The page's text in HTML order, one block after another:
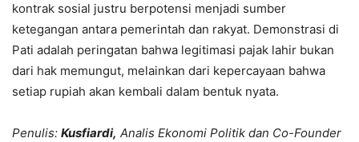
kontrak sosial justru berpotensi menjadi sumber
ketegangan antara pemerintah dan rakyat. Demonstrasi di
Pati adalah peringatan bahwa legitimasi pajak lahir bukan
dari hak memungut, melainkan dari kepercayaan bahwa
setiap rupiah akan kembali dalam bentuk nyata.
Penulis: Kusfiardi, Analis Ekonomi Politik dan Co-Founder